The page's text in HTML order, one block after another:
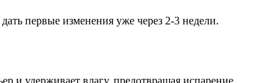
первые изменения уже через 2-3 недели.